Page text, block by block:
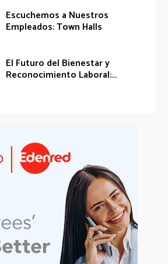
Escuchemos a Nuestros
Empleados: Town Halls
El Futuro del Bienestar y
Reconocimiento Laboral:...